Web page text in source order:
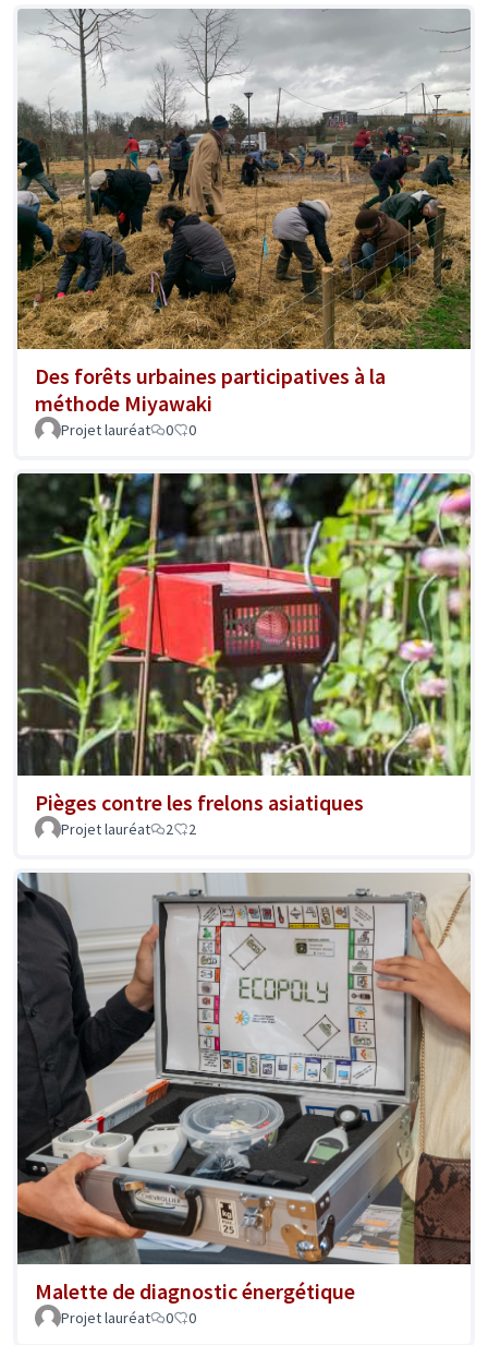
Des forêts urbaines participatives à la
méthode Miyawaki
Projet lauréat 0 0
Pièges contre les frelons asiatiques
Projet lauréat 2 2
Malette de diagnostic énergétique
Projet lauréat 0 0